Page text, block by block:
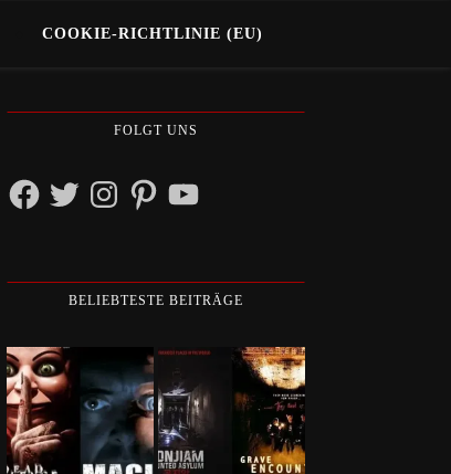
COOKIE-RICHTLINIE (EU)
FOLGT UNS
FacebookTwitterInstagramPinterestYouTube
BELIEBTESTE BEITRÄGE